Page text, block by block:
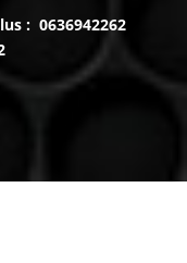
: 0636942262